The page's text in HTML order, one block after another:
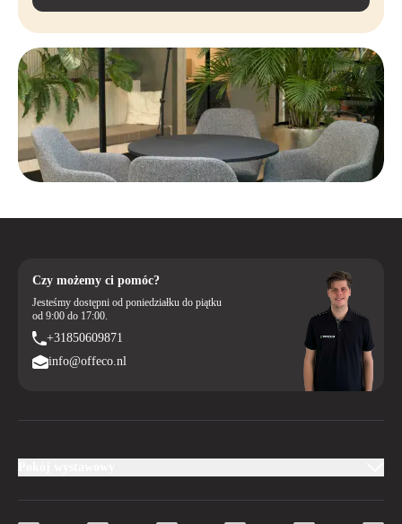
Czy możemy ci pomóc?
Jesteśmy dostępni od poniedziałku do piątku
od 9:00 do 17:00.
+31850609871
info@offeco.nl